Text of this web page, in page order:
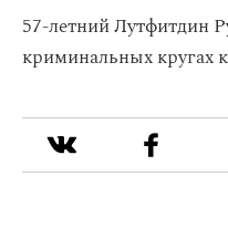
57-летний Лутфитдин
криминальных кругах